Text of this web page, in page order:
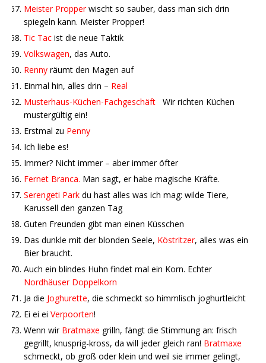
Meister Propperwischt so sauber, dass man sich drin
spiegeln kann. Meister Propper!
Tic Tac ist die neue Taktik
Volkswagen, das Auto.
Renny räumt den Magen auf
Einmal hin, alles drin – Real
Musterhaus-Küchen-Fachgeschäft Wir richten Küchen
mustergültig ein!
Erstmal zu Penny
Ich liebe es!
Immer? Nicht immer – aber immer öfter
Fernet Branca. Man sagt, er habe magische Kräfte.
Serengeti Park du hast alles was ich mag: wilde Tiere,
Karussell den ganzen Tag
Guten Freunden gibt man einen Küsschen
Das dunkle mit der blonden Seele, Köstritzer, alles was ein
Bier braucht.
Auch ein blindes Huhn findet mal ein Korn. Echter
Nordhäuser Doppelkorn
Ja die Joghurette, die schmeckt so himmlisch joghurtleicht
Ei ei ei Verpoorten!
Wenn wir Bratmaxe grilln, fängt die Stimmung an: frisch
gegrillt, knusprig-kross, da will jeder gleich ran! Bratmaxe
schmeckt, ob groß oder klein und weil sie immer gelingt,